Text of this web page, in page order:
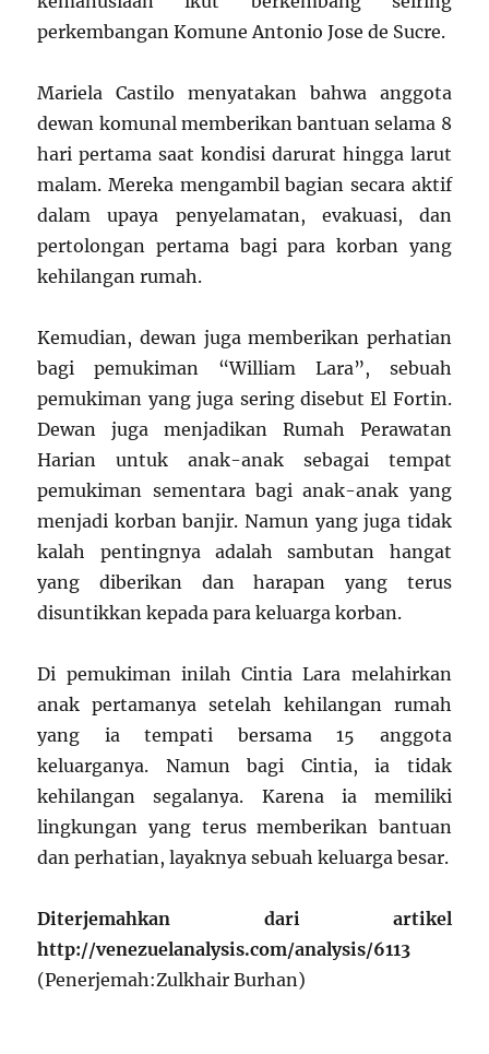
perkembangan Komune Antonio Jose de Sucre.
Mariela Castilo menyatakan bahwa anggota
dewan komunal memberikan bantuan selama 8
hari pertama saat kondisi darurat hingga larut
malam. Mereka mengambil bagian secara aktif
dalam upaya penyelamatan, evakuasi, dan
pertolongan pertama bagi para korban yang
kehilangan rumah.
Kemudian, dewan juga memberikan perhatian
bagi pemukiman “William Lara”, sebuah
pemukiman yang juga sering disebut El Fortin.
Dewan juga menjadikan Rumah Perawatan
Harian untuk anak-anak sebagai tempat
pemukiman sementara bagi anak-anak yang
menjadi korban banjir. Namun yang juga tidak
kalah pentingnya adalah sambutan hangat
yang diberikan dan harapan yang terus
disuntikkan kepada para keluarga korban.
Di pemukiman inilah Cintia Lara melahirkan
anak pertamanya setelah kehilangan rumah
yang ia tempati bersama 15 anggota
keluarganya. Namun bagi Cintia, ia tidak
kehilangan segalanya. Karena ia memiliki
lingkungan yang terus memberikan bantuan
dan perhatian, layaknya sebuah keluarga besar.
Diterjemahkan dari artikel
http://venezuelanalysis.com/analysis/6113
(Penerjemah:Zulkhair Burhan)